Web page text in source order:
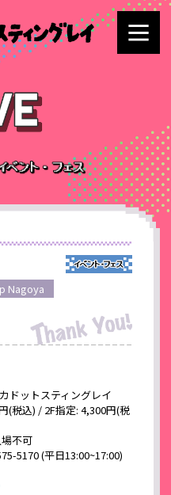
Nagoya
ドットスティングレイ
(税込) / 2F指定: 4,300円(税
不可
5170 (平日13:00~17:00)